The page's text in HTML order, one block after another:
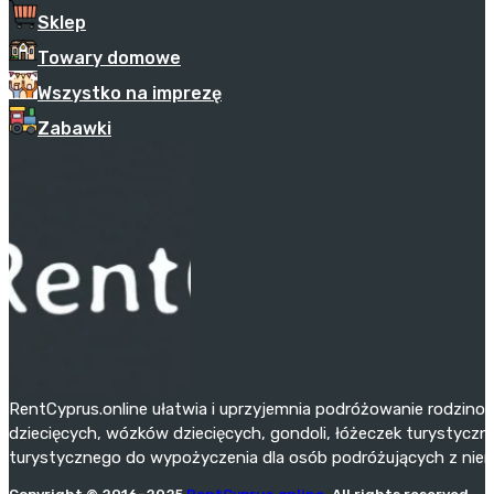
Sklep
Towary domowe
Wszystko na imprezę
Zabawki
RentCyprus.online ułatwia i uprzyjemnia podróżowanie
dziecięcych, wózków dziecięcych, gondoli, łóżeczek
turystycznego do wypożyczenia dla osób podróżujących z